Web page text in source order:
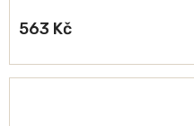
563 Kč